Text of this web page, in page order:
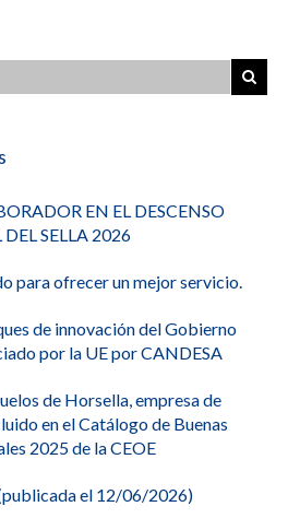
EN EL DESCENSO
SELLA 2026
para ofrecer un mejor servicio.
de innovación del Gobierno
por la UE por CANDESA
de Horsella, empresa de
en el Catálogo de Buenas
2025 de la CEOE
el 12/06/2026)